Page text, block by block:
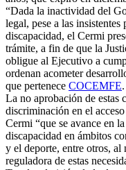
“Dada la inactividad del
legal, pese a las
discapacidad, el Cermi
trámite, a fin de que la
obligue al Ejecutivo a
ordenan acometer
que pertenece COCEMFE.
La no aprobación de estas
discriminación en el
Cermi “que se avance en
discapacidad en ámbitos
y el deporte, entre otros,
reguladora de estas